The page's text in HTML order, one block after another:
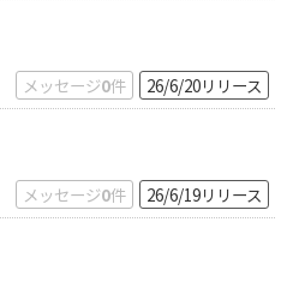
メッセージ0件 26/6/20リリース
メッセージ0件 26/6/19リリース